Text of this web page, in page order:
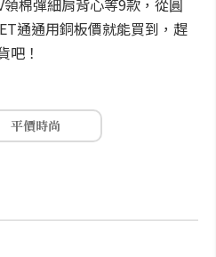
棉彈細肩背心等9款，從圓
通通用銅板價就能買到，趕
吧！
平價時尚